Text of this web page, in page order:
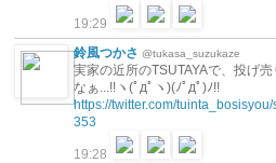
19:29
鈴風つかさ @tukasa_suzukaze
実家の近所のTSUTAYAで、投げ
なぁ...!!ヽ(ﾟдﾟヽ)(ﾉﾟдﾟ)ﾉ!!
https://twitter.com/
353
19:28